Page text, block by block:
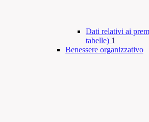
Dati relativi ai
tabelle) 1
Benessere organizzativo